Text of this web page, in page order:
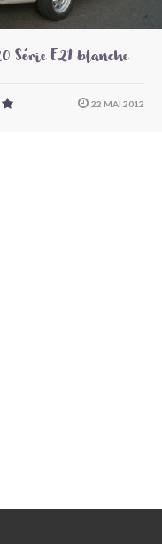
Série E21 blanche
22 MAI 2012